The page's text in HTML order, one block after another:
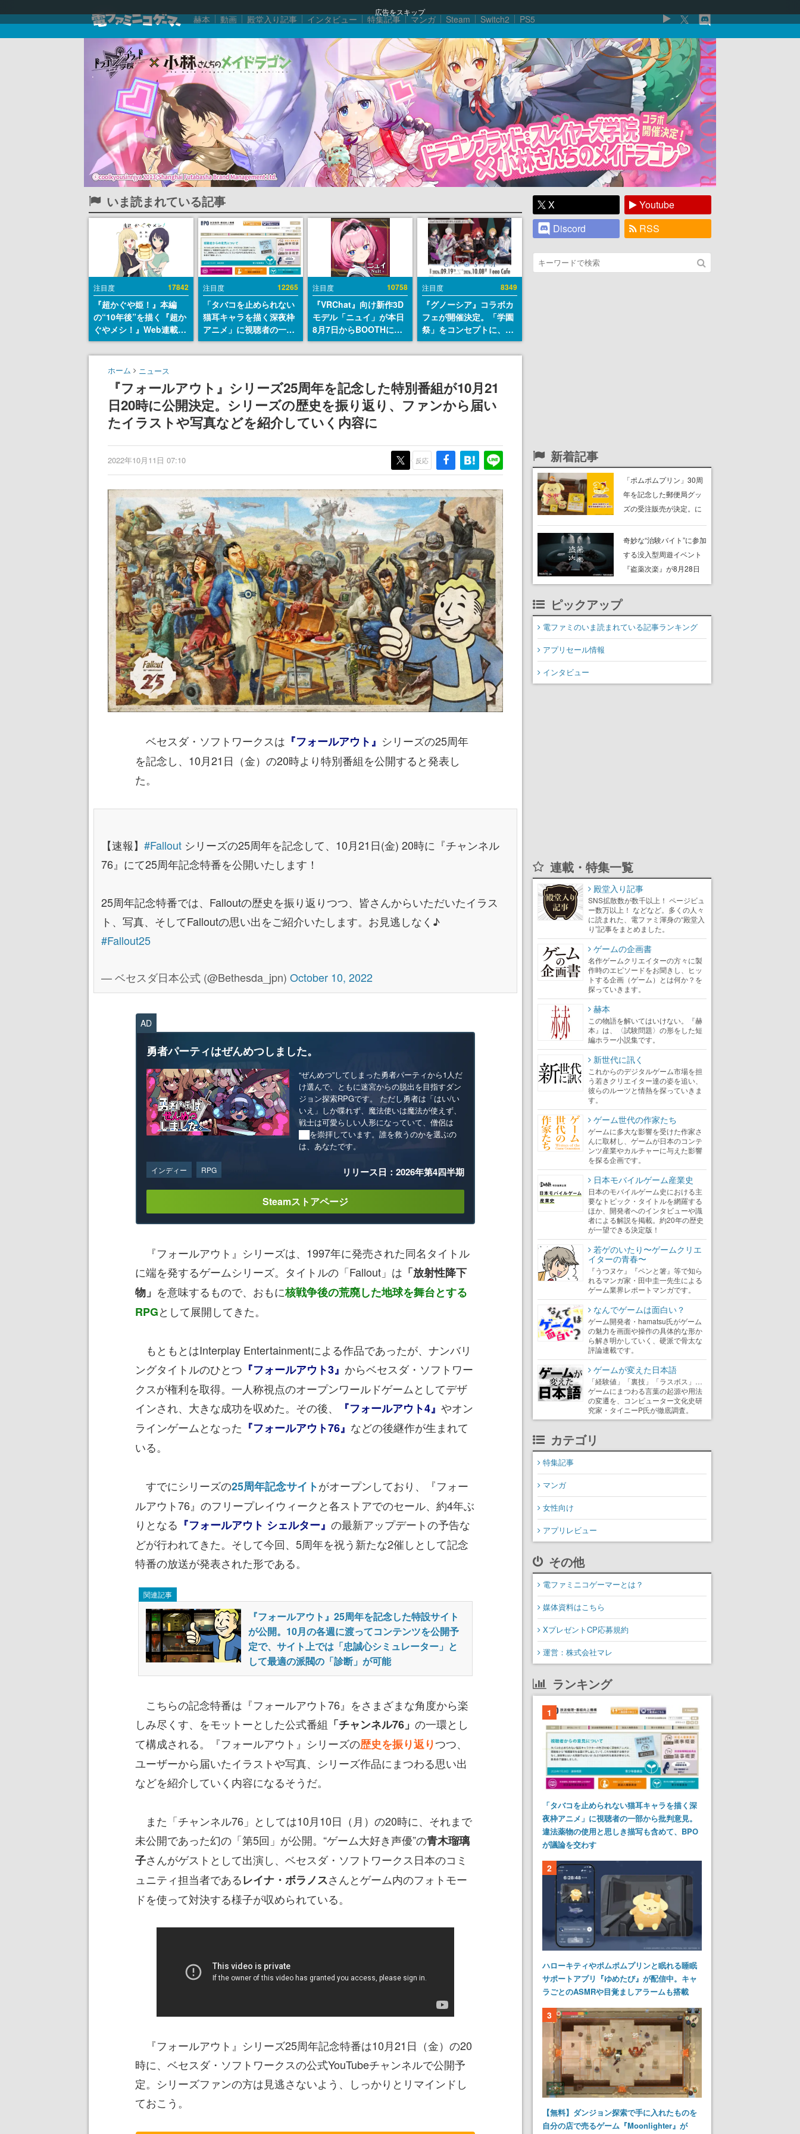
広告をスキップ
赫本 動画 殿堂入り記事 インタビュー 特集記事 マンガ Steam Switch2 PS5
いま読まれている記事
注目度 17842
『超かぐや姫！』本編
の“10年後”を描く『超か
ぐやメシ！』Web連載決
定。新たなWebマンガレ
ーベル「ビビビコミッ
ク」にて特別話が掲載ス
タート、あのお話には…
まだ続きがある！
注目度 12265
「タバコを止められない
猫耳キャラを描く深夜枠
アニメ」に視聴者の一部
から批判意見。違法薬物
の使用と思しき描写も含
注目度 10758
『VRChat』向け新作3D
モデル「ニュイ」が本日
8月7日からBOOTHにて
発売。瞳に光る星や感情
豊かな表情が、小悪魔か
注目度 8349
『グノーシア』コラボカ
フェが開催決定。「学園
祭」をコンセプトに、模
擬店やセツやSQ、ラキオ
たちが学祭バンドを楽し
ッズが展開
ホーム ニュース
『フォールアウト』シリーズ25周年を記念した特別番組が10月21
日20時に公開決定。シリーズの歴史を振り返り、ファンから届い
たイラストや写真などを紹介していく内容に
2022年10月11日 07:10 反応
ベセスダ・ソフトワークスは 『フォールアウト』 シリーズの25周年
を記念し、10月21日（金）の20時より特別番組を公開すると発表し
た。
【速報】 #Fallout シリーズの25周年を記念して、10月21日(金) 20時に『チャンネル
76』にて25周年記念特番を公開いたします！
25周年記念特番では、Falloutの歴史を振り返りつつ、皆さんからいただいたイラス
ト、写真、そしてFalloutの思い出をご紹介いたします。お見逃しなく♪
#Fallout25
— ベセスダ日本公式 (@Bethesda_jpn) October 10, 2022
AD
勇者パーティはぜんめつしました。
“ぜんめつ”してしまった勇者パーティから1人だ
け選んで、ともに迷宮からの脱出を目指すダン
ジョン探索RPGです。 ただし勇者は「はい/い
いえ」しか喋れず、魔法使いは魔法が使えず、
戦士は可愛らしい人形になっていて、僧侶は
██を崇拝しています。誰を救うのかを選ぶの
は、あなたです。
インディー RPG リリース日：2026年第4四半期
Steamストアページ
『フォールアウト』シリーズは、1997年に発売された同名タイトル
に端を発するゲームシリーズ。タイトルの「Fallout」は 「放射性降下
物」 を意味するもので、おもに核戦争後の荒廃した地球を舞台とする
RPGとして展開してきた。
もともとはInterplay Entertainmentによる作品であったが、ナンバリ
ングタイトルのひとつ 『フォールアウト3』 からベセスダ・ソフトワー
クスが権利を取得。一人称視点のオープンワールドゲームとしてデザ
インされ、大きな成功を収めた。その後、
『フォールアウト4』 やオン
ラインゲームとなった 『フォールアウト76』 などの後継作が生まれて
いる。
すでにシリーズの25周年記念サイトがオープンしており、『フォー
ルアウト76』のフリープレイウィークと各ストアでのセール、約4年ぶ
りとなる 『フォールアウト シェルター』 の最新アップデートの予告な
どが行われてきた。そして今回、5周年を祝う新たな2催しとして記念
特番の放送が発表された形である。
関連記事
『フォールアウト』25周年を記念した特設サイト
が公開。10月の各週に渡ってコンテンツを公開予
定で、サイト上では「忠誠心シミュレーター」と
して最適の派閥の「診断」が可能
こちらの記念特番は『フォールアウト76』をさまざまな角度から楽
しみ尽くす、をモットーとした公式番組 「チャンネル76」 の一環とし
て構成される。『フォールアウト』シリーズの歴史を振り返りつつ、
ユーザーから届いたイラストや写真、シリーズ作品にまつわる思い出
などを紹介していく内容になるそうだ。
また「チャンネル76」としては10月10日（月）の20時に、それまで
未公開であった幻の「第5回」が公開。“ゲーム大好き声優”の青木瑠璃
子さんがゲストとして出演し、ベセスダ・ソフトワークス日本のコミ
ュニティ担当者であるレイナ・ボラノスさんとゲーム内のフォトモー
ドを使って対決する様子が収められている。
『フォールアウト』シリーズ25周年記念特番は10月21日（金）の20
時に、ベセスダ・ソフトワークスの公式YouTubeチャンネルで公開予
定。シリーズファンの方は見逃さないよう、しっかりとリマインドし
ておこう。
X
Youtube
Discord
RSS
新着記事
「ポムポムプリン」30周
年を記念した郵便局グッ
ズの受注販売が決定。に
ッション”や歴代アートを
使用したフレーム切手な
ど。8月31日まで受付
奇妙な“治験バイト”に参加
する没入型周遊イベント
『盗薬次楽』が8月28日
よりPARCO_ya上野で開
ピックアップ
電ファミのいま読まれている記事ランキング
アプリセール情報
インタビュー
連載・特集一覧
殿堂入り記事
SNS拡散数が数千以上！ ページビュ
ー数万以上！ などなど。多くの人々
に読まれた、電ファミ渾身の“殿堂入
り”記事をまとめました。
ゲームの企画書
名作ゲームクリエイターの方々に製
作時のエピソードをお聞きし、ヒッ
トする企画（ゲーム）とは何か？を
探っていきます。
赫本
この物語を解いてはいけない。『赫
本』は、〈試験問題〉の形をした短
編ホラー小説集です。
新世代に訊く
これからのデジタルゲーム市場を担
う若きクリエイター達の姿を追い、
彼らのルーツと情熱を探っていきま
す。
ゲーム世代の作家たち
ゲームに多大な影響を受けた作家さ
んに取材し、ゲームが日本のコンテ
ンツ産業やカルチャーに与えた影響
を探る企画です。
日本モバイルゲーム産業史
日本のモバイルゲーム史における主
要なトピック・タイトルを網羅する
ほか、開発者へのインタビューや識
者による解説を掲載。約20年の歴史
が一望できる決定版！
若ゲのいたり〜ゲームクリエ
イターの青春〜
『うつヌケ』『ペンと箸』等で知ら
れるマンガ家・田中圭一先生による
ゲーム業界レポートマンガです。
なんでゲームは面白い？
ゲーム開発者・hamatsu氏がゲーム
の魅力を画面や操作の具体的な形か
ら解き明かしていく、硬派で骨太な
評論連載です。
ゲームが変えた日本語
「経験値」「裏技」「ラスボス」…
ゲームにまつわる言葉の起源や用法
の変遷を、コンピューター文化史研
究家・タイニーP氏が徹底調査。
カテゴリ
特集記事
マンガ
女性向け
アプリレビュー
その他
電ファミニコゲーマーとは？
媒体資料はこちら
XプレゼントCP応募規約
運営：株式会社マレ
ランキング
1
「タバコを止められない猫耳キャラを描く深
夜枠アニメ」に視聴者の一部から批判意見。
違法薬物の使用と思しき描写も含めて、BPO
が議論を交わす
2
ハローキティやポムポムプリンと眠れる睡眠
サポートアプリ『ゆめたび』が配信中。キャ
ラごとのASMRや目覚ましアラームも搭載
3
【無料】ダンジョン探索で手に入れたものを
自分の店で売るゲーム『Moonlighter』が